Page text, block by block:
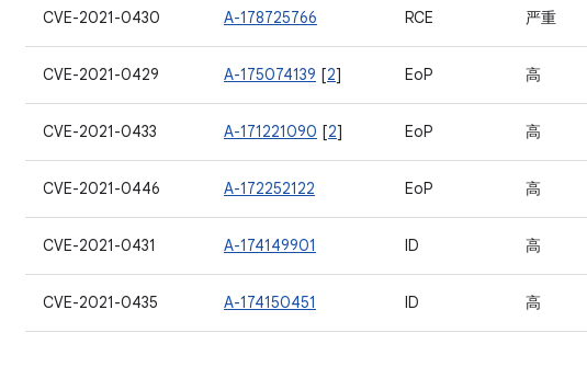
CVE-2021-0430 A-178725766 RCE 严重
CVE-2021-0429 A-175074139 [2] EoP 高
CVE-2021-0433 A-171221090 [2] EoP 高
CVE-2021-0446 A-172252122 EoP 高
CVE-2021-0431 A-174149901 ID 高
CVE-2021-0435 A-174150451 ID 高